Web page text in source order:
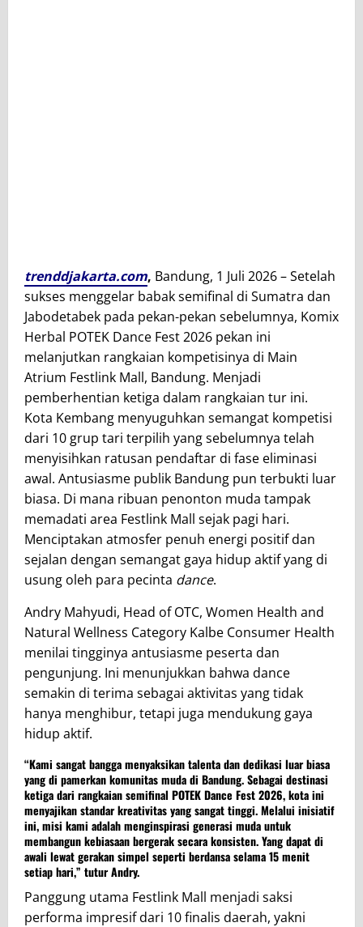
trenddjakarta.com, Bandung, 1 Juli 2026 – Setelah
sukses menggelar babak semifinal di Sumatra dan
Jabodetabek pada pekan-pekan sebelumnya, Komix
Herbal POTEK Dance Fest 2026 pekan ini
melanjutkan rangkaian kompetisinya di Main
Atrium Festlink Mall, Bandung. Menjadi
pemberhentian ketiga dalam rangkaian tur ini.
Kota Kembang menyuguhkan semangat kompetisi
dari 10 grup tari terpilih yang sebelumnya telah
menyisihkan ratusan pendaftar di fase eliminasi
awal. Antusiasme publik Bandung pun terbukti luar
biasa. Di mana ribuan penonton muda tampak
memadati area Festlink Mall sejak pagi hari.
Menciptakan atmosfer penuh energi positif dan
sejalan dengan semangat gaya hidup aktif yang di
usung oleh para pecinta dance.
Andry Mahyudi, Head of OTC, Women Health and
Natural Wellness Category Kalbe Consumer Health
menilai tingginya antusiasme peserta dan
pengunjung. Ini menunjukkan bahwa dance
semakin di terima sebagai aktivitas yang tidak
hanya menghibur, tetapi juga mendukung gaya
hidup aktif.
“Kami sangat bangga menyaksikan talenta dan dedikasi luar biasa
yang di pamerkan komunitas muda di Bandung. Sebagai destinasi
ketiga dari rangkaian semifinal POTEK Dance Fest 2026, kota ini
menyajikan standar kreativitas yang sangat tinggi. Melalui inisiatif
ini, misi kami adalah menginspirasi generasi muda untuk
membangun kebiasaan bergerak secara konsisten. Yang dapat di
awali lewat gerakan simpel seperti berdansa selama 15 menit
setiap hari,” tutur Andry.
Panggung utama Festlink Mall menjadi saksi
performa impresif dari 10 finalis daerah, yakni